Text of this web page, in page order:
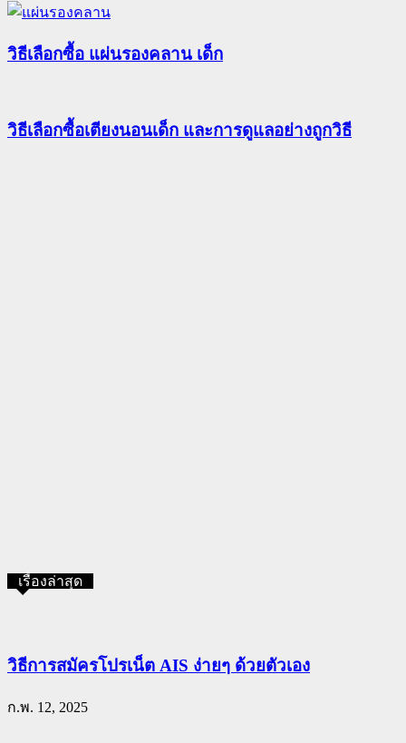
วิธีเลือกซื้อ แผ่นรองคลาน เด็ก
วิธีเลือกซื้อเตียงนอนเด็ก และการดูแลอย่างถูกวิธี
เรื่องล่าสุด
วิธีการสมัครโปรเน็ต AIS ง่ายๆ ด้วยตัวเอง
ก.พ. 12, 2025